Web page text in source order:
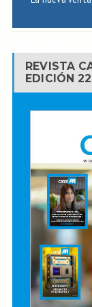
REVISTA
EDICIÓN 22